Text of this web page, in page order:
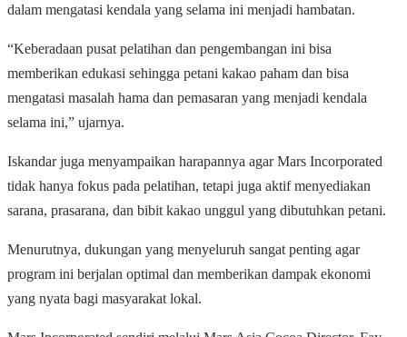
dalam mengatasi kendala yang selama ini menjadi hambatan.
“Keberadaan pusat pelatihan dan pengembangan ini bisa
memberikan edukasi sehingga petani kakao paham dan bisa
mengatasi masalah hama dan pemasaran yang menjadi kendala
selama ini,” ujarnya.
Iskandar juga menyampaikan harapannya agar Mars Incorporated
tidak hanya fokus pada pelatihan, tetapi juga aktif menyediakan
sarana, prasarana, dan bibit kakao unggul yang dibutuhkan petani.
Menurutnya, dukungan yang menyeluruh sangat penting agar
program ini berjalan optimal dan memberikan dampak ekonomi
yang nyata bagi masyarakat lokal.